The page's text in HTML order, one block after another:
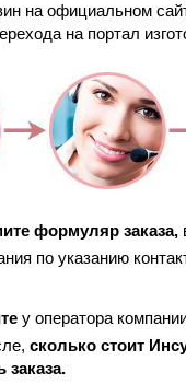
на официальном
на портал
формуляр заказа,
по указанию
у оператора
сколько стоит
заказа.